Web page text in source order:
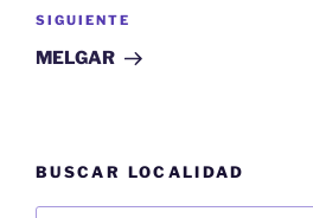
Siguiente
entrada
SIGUIENTE
MELGAR
BUSCAR LOCALIDAD